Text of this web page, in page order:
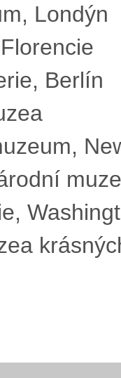
Londýn
Berlín